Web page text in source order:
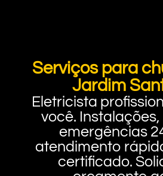
Serviços para
Jardim
Eletricista
você.
emergências
atendimento
certificado.